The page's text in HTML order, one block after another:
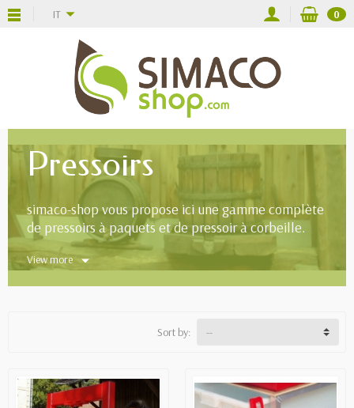
IT 0
Pressoirs
simaco-shop vous propose ici une gamme complète
de pressoirs à paquets et de pressoir à corbeille.
View more
Sort by: